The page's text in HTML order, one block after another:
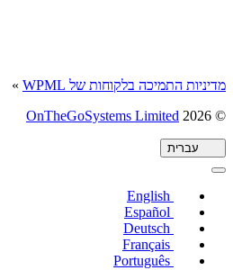
מדיניות התמיכה בלקוחות של WPML
»
© 2026
OnTheGoSystems Limited(נפתח
עברית